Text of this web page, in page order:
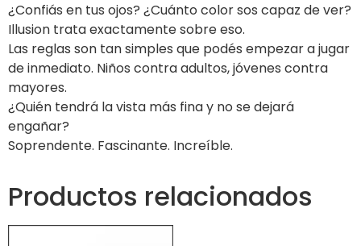
¿Confiás en tus ojos? ¿Cuánto color sos capaz de ver?
Illusion trata exactamente sobre eso.
Las reglas son tan simples que podés empezar a jugar
de inmediato. Niños contra adultos, jóvenes contra
mayores.
¿Quién tendrá la vista más fina y no se dejará
engañar?
Soprendente. Fascinante. Increíble.
Productos relacionados